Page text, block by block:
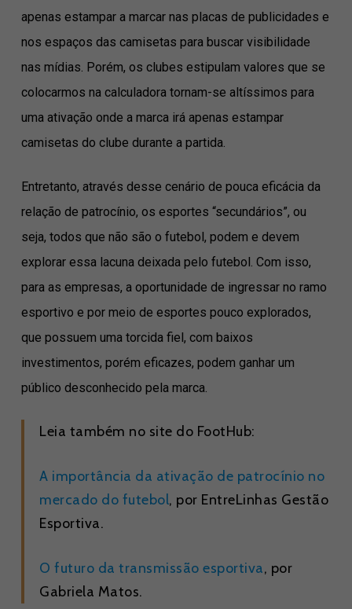
apenas estampar a marcar nas placas de publicidades e
nos espaços das camisetas para buscar visibilidade
nas mídias. Porém, os clubes estipulam valores que se
colocarmos na calculadora tornam-se altíssimos para
uma ativação onde a marca irá apenas estampar
camisetas do clube durante a partida.
Entretanto, através desse cenário de pouca eficácia da
relação de patrocínio, os esportes “secundários”, ou
seja, todos que não são o futebol, podem e devem
explorar essa lacuna deixada pelo futebol. Com isso,
para as empresas, a oportunidade de ingressar no ramo
esportivo e por meio de esportes pouco explorados,
que possuem uma torcida fiel, com baixos
investimentos, porém eficazes, podem ganhar um
público desconhecido pela marca.
Leia também no site do FootHub:
A importância da ativação de patrocínio no
mercado do futebol, por EntreLinhas Gestão
Esportiva.
O futuro da transmissão esportiva, por
Gabriela Matos.